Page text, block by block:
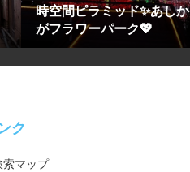
時空間ピラミッド✨あしか
がフラワーパーク💖
ク
索マップ